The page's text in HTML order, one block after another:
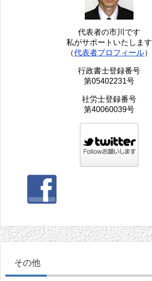
代表者の市川です
私がサポートいたします
（代表者プロフィール）
行政書士登録番号
第05402231号
社労士登録番号
第40060039号
その他